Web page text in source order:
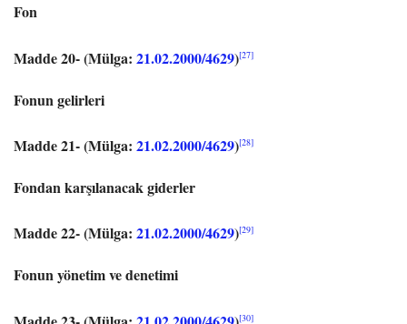
Fon
Madde 20-(Mülga: 21.02.2000/4629)[27]
Fonun gelirleri
Madde 21-(Mülga: 21.02.2000/4629)[28]
Fondan karşılanacak giderler
Madde 22-(Mülga: 21.02.2000/4629)[29]
Fonun yönetim ve denetimi
[30]